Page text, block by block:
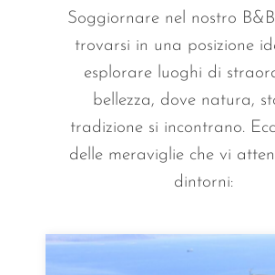
Soggiornare nel nostro
trovarsi in una posizione
esplorare luoghi di
bellezza, dove natura,
tradizione si incontrano.
delle meraviglie che vi
dintorni: